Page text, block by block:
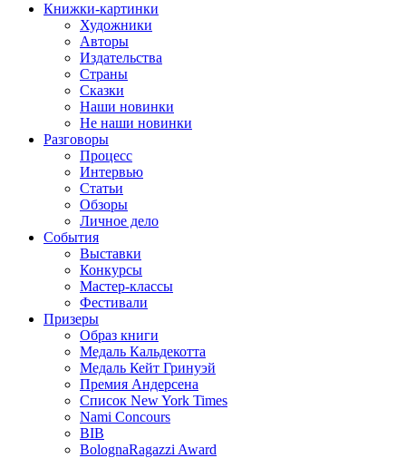
Книжки-картинки
Художники
Авторы
Издательства
Страны
Сказки
Наши новинки
Не наши новинки
Разговоры
Процесс
Интервью
Статьи
Обзоры
Личное дело
События
Выставки
Конкурсы
Мастер-классы
Фестивали
Призеры
Образ книги
Медаль Кальдекотта
Медаль Кейт Гринуэй
Премия Андерсена
Список New York Times
Nami Concours
BIB
BolognaRagazzi Award